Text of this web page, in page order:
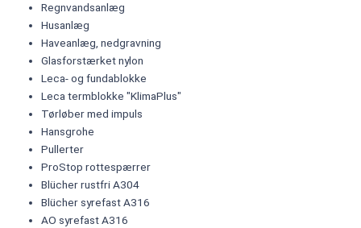
Regnvandsanlæg
Husanlæg
Haveanlæg, nedgravning
Glasforstærket nylon
Leca- og fundablokke
Leca termblokke "KlimaPlus"
Tørløber med impuls
Hansgrohe
Pullerter
ProStop rottespærrer
Blücher rustfri A304
Blücher syrefast A316
AO syrefast A316